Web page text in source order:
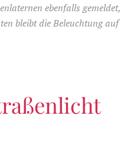
ebenfalls gemeldet,
bleibt die Beleuchtung auf